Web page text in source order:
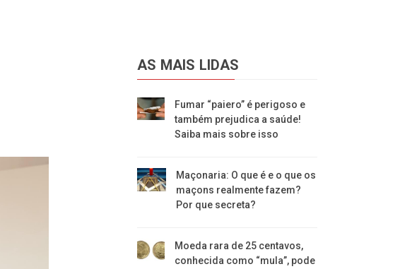
AS MAIS LIDAS
Fumar “paiero” é perigoso e
também prejudica a saúde!
Saiba mais sobre isso
Maçonaria: O que é e o que os
maçons realmente fazem?
Por que secreta?
Moeda rara de 25 centavos,
conhecida como “mula”, pode